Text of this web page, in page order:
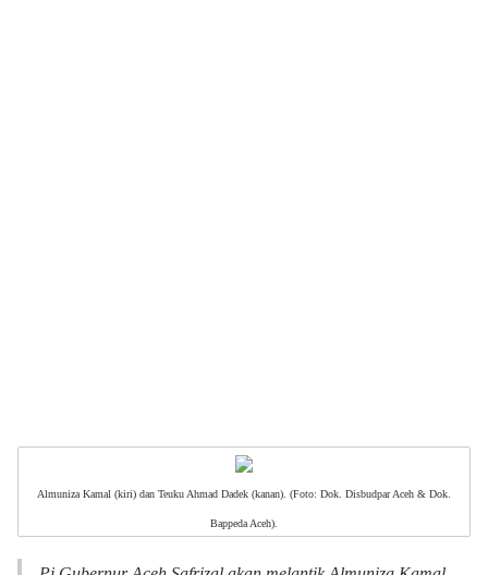
Almuniza Kamal (kiri) dan Teuku Ahmad Dadek (kanan). (Foto: Dok. Disbudpar Aceh & Dok.
Bappeda Aceh).